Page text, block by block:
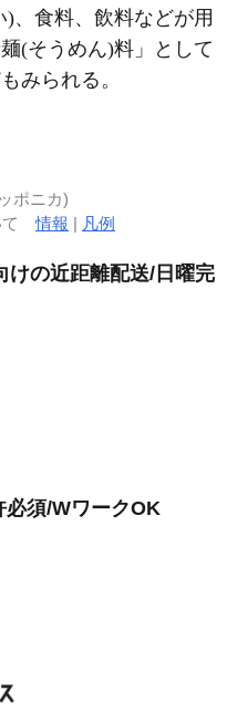
、食料、飲料などが用
(そうめん)料」として
みられる。
ポニカ)
て情報 | 凡例
けの近距離配送/日曜完
必須/WワークOK